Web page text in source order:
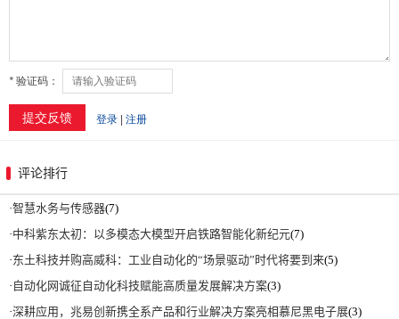
评论排行
·智慧水务与传感器(7)
·中科紫东太初：以多模态大模型开启铁路智能化新纪元(7)
·东土科技并购高威科：工业自动化的“场景驱动”时代将要到来(5)
· 自动化网诚征自动化科技赋能高质量发展解决方案(3)
·深耕应用，兆易创新携全系产品和行业解决方案亮相慕尼黑电子展(3)